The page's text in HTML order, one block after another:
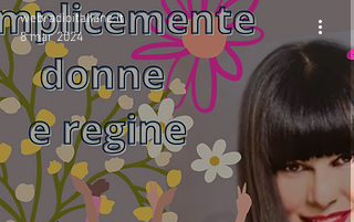
webradioitaliane.it
8 mar 2024